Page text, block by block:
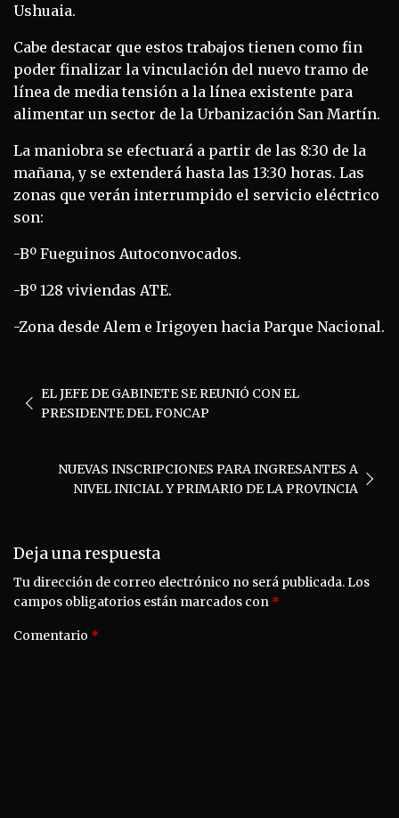
Ushuaia.
Cabe destacar que estos trabajos tienen como fin
poder finalizar la vinculación del nuevo tramo de
línea de media tensión a la línea existente para
alimentar un sector de la Urbanización San Martín.
La maniobra se efectuará a partir de las 8:30 de la
mañana, y se extenderá hasta las 13:30 horas. Las
zonas que verán interrumpido el servicio eléctrico
son:
-Bº Fueguinos Autoconvocados.
-Bº 128 viviendas ATE.
-Zona desde Alem e Irigoyen hacia Parque Nacional.
de EL JEFE DE GABINETE SE REUNIÓ CON EL
PRESIDENTE DEL FONCAP
NUEVAS INSCRIPCIONES PARA INGRESANTES A
NIVEL INICIAL Y PRIMARIO DE LA PROVINCIA
Deja una respuesta
Tu dirección de correo electrónico no será publicada.Los
campos obligatorios están marcados con *
Comentario *